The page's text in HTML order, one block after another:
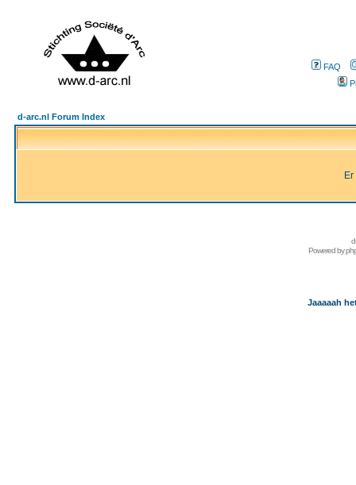
FAQ
d-arc.nl Forum Index
Powered by
Jaaaaah